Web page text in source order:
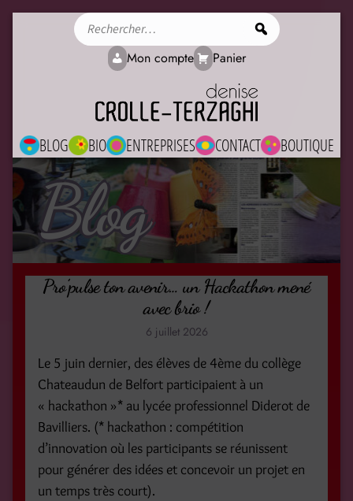
BLOG BIO ENTREPRISES CONTACT BOUTIQUE
Mon compte Panier
Blog
Pro’pulse ton avenir… un Hackathon mené
avec brio !
6 juillet 2026
Le 5 juin dernier, des élèves de 4ème du collège
Chateaudun de Belfort participaient à un
« hackathon »* au lycée professionnel Diderot de
Bavilliers. (* hackathon : compétition
d’innovation où les participants se réunissent
pour générer des idées et concevoir un projet en
un temps très court).